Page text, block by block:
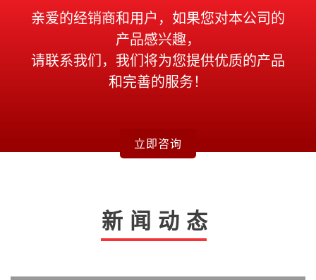
亲爱的经销商和用户，如果您对本公司的
产品感兴趣，
请联系我们，我们将为您提供优质的产品
和完善的服务！
立即咨询
新闻动态